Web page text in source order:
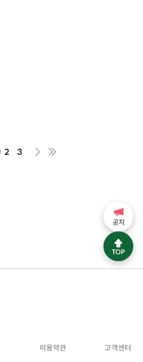
2 3
이용약관 고객센터
공지